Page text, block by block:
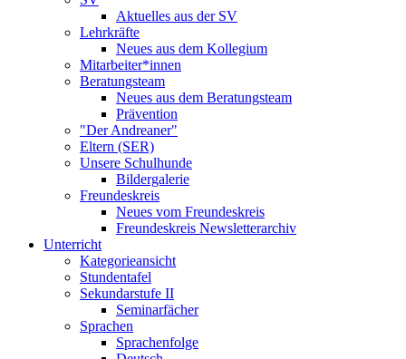
Aktuelles aus der SV
Lehrkräfte
Neues aus dem Kollegium
Mitarbeiter*innen
Beratungsteam
Neues aus dem Beratungsteam
Prävention
"Der Andreaner"
Eltern (SER)
Unsere Schulhunde
Bildergalerie
Freundeskreis
Neues vom Freundeskreis
Freundeskreis Newsletterarchiv
Unterricht
Kategorieansicht
Stundentafel
Sekundarstufe II
Seminarfächer
Sprachen
Sprachenfolge